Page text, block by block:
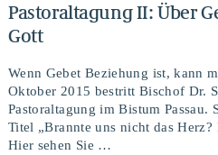
Pastoraltagung II: Über
Gott
Wenn Gebet Beziehung ist, kann
Oktober 2015 bestritt Bischof Dr.
Pastoraltagung im Bistum Passau.
Titel „Brannte uns nicht das Herz?
Hier sehen Sie …